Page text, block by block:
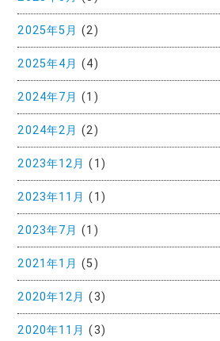
2025年5月 (2)
2025年4月 (4)
2024年7月 (1)
2024年2月 (2)
2023年12月 (1)
2023年11月 (1)
2023年7月 (1)
2021年1月 (5)
2020年12月 (3)
2020年11月 (3)